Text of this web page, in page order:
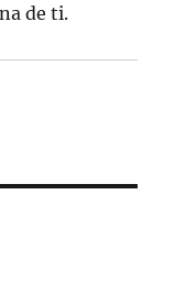
de ti.